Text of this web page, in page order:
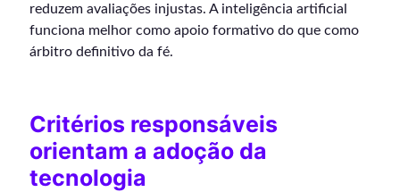
reduzem avaliações injustas. A inteligência artificial
funciona melhor como apoio formativo do que como
árbitro definitivo da fé.
Critérios responsáveis
orientam a adoção da
tecnologia